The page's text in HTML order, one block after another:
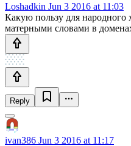
Loshadkin Jun 3 2016 at 11:03
Какую пользу для народного
матерными словами в
Reply
ivan386 Jun 3 2016 at 11:17